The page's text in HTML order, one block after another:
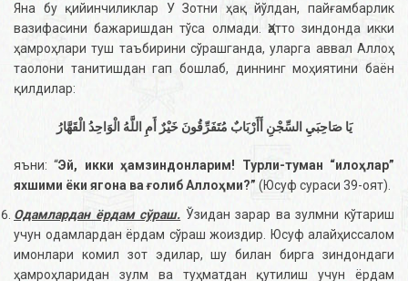
Яна бу қийинчиликлар У Зотни ҳақ йўлдан, пайғамбарлик
вазифасини бажаришдан тўса олмади. Ҳатто зиндонда икки
ҳамроҳлари туш таъбирини сўрашганда, уларга аввал Аллоҳ
таолони танитишдан гап бошлаб, диннинг моҳиятини баён
қилдилар:
يَا صَاحِبَيِ السِّجْنِ أَأَرْبَابٌ مُتَفَرِّقُونَ خَيْرٌ أَمِ اللَّهُ الْوَاحِدُ الْقَهَّارُ
яъни: “Эй, икки ҳамзиндонларим! Турли-туман “илоҳлар”
яхшими ёки ягона ва ғолиб Аллоҳми?” (Юсуф сураси 39-оят).
Одамлардан ёрдам сўраш. Ўзидан зарар ва зулмни кўтариш
учун одамлардан ёрдам сўраш жоиздир. Юсуф алайҳиссалом
имонлари комил зот эдилар, шу билан бирга зиндондаги
ҳамроҳларидан зулм ва туҳматдан қутилиш учун ёрдам